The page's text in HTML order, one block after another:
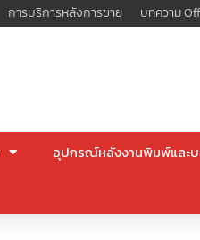
การบริการหลังการขาย บทความ
อุปกรณ์หลังงานพิมพ์และ